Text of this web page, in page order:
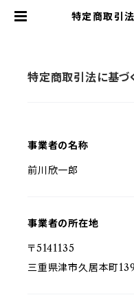
特定商取引
特定商取引法に基づ
事業者の名称
前川欣一郎
事業者の所在地
〒5141135
三重県津市久居本町